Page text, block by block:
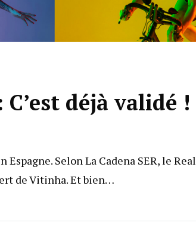
déjà validé !
Selon La Cadena SER, le Real
de Vitinha. Et bien…